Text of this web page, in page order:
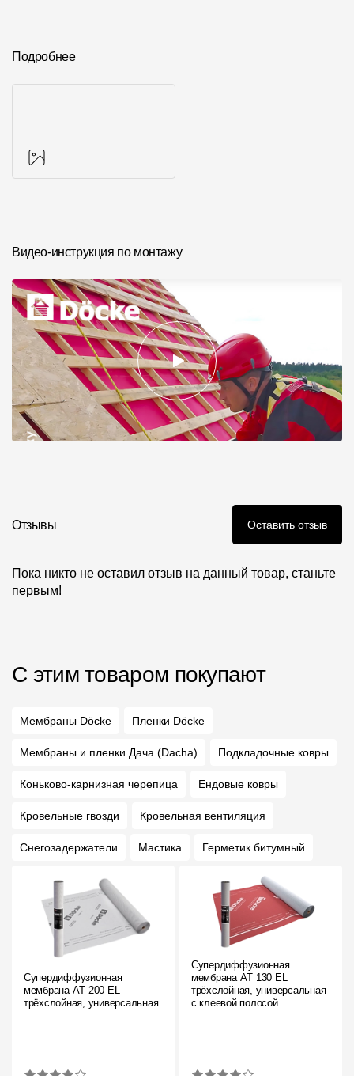
Контакты
8 800 100 71 45site@docke.ru
Режим работы
Пн-Пт - 10-19
Сб-Вс - выходной
Подробнее
Видео-инструкция по монтажу
Отзывы Оставить отзыв
Пока никто не оставил отзыв на данный товар, станьте
первым!
С этим товаром покупают
Мембраны Döcke Пленки Döcke
Мембраны и пленки Дача (Dacha) Подкладочные ковры
Коньково-карнизная черепица Ендовые ковры
Кровельные гвозди Кровельная вентиляция
Снегозадержатели Мастика Герметик битумный
Супердиффузионная
мембрана АT 200 EL
трёхслойная, универсальная
Супердиффузионная
мембрана АT 130 EL
трёхслойная, универсальная
с клеевой полосой